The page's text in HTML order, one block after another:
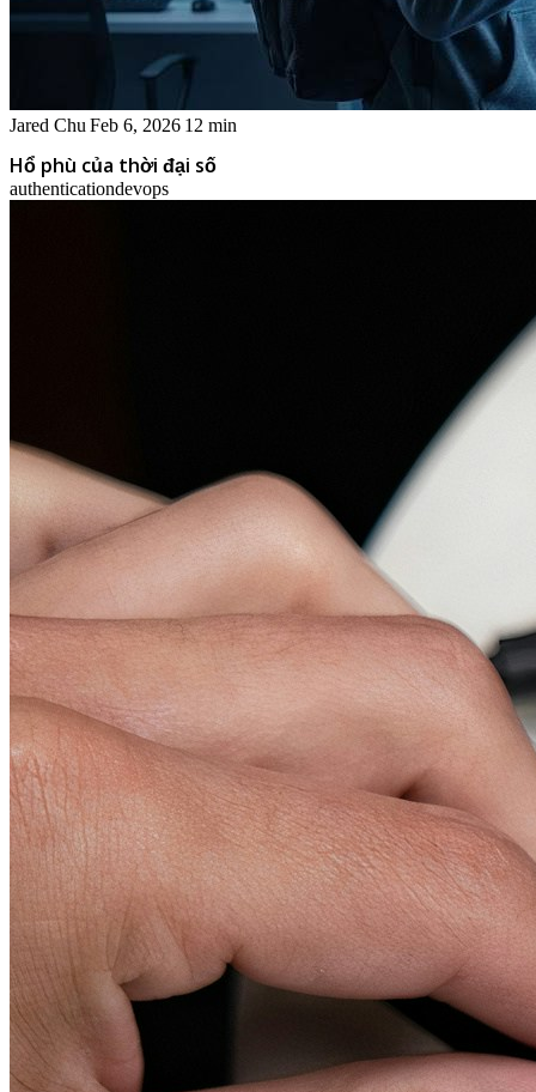
Jared Chu Feb 6, 2026 12 min
Hổ phù của thời đại số
authenticationdevops